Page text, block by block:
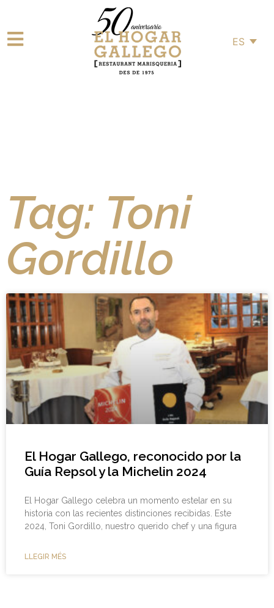
ES
Tag: Toni
Gordillo
El Hogar Gallego, reconocido por la
Guía Repsol y la Michelin 2024
El Hogar Gallego celebra un momento estelar en su
historia con las recientes distinciones recibidas. Este
2024, Toni Gordillo, nuestro querido chef y una figura
LLEGIR MÉS